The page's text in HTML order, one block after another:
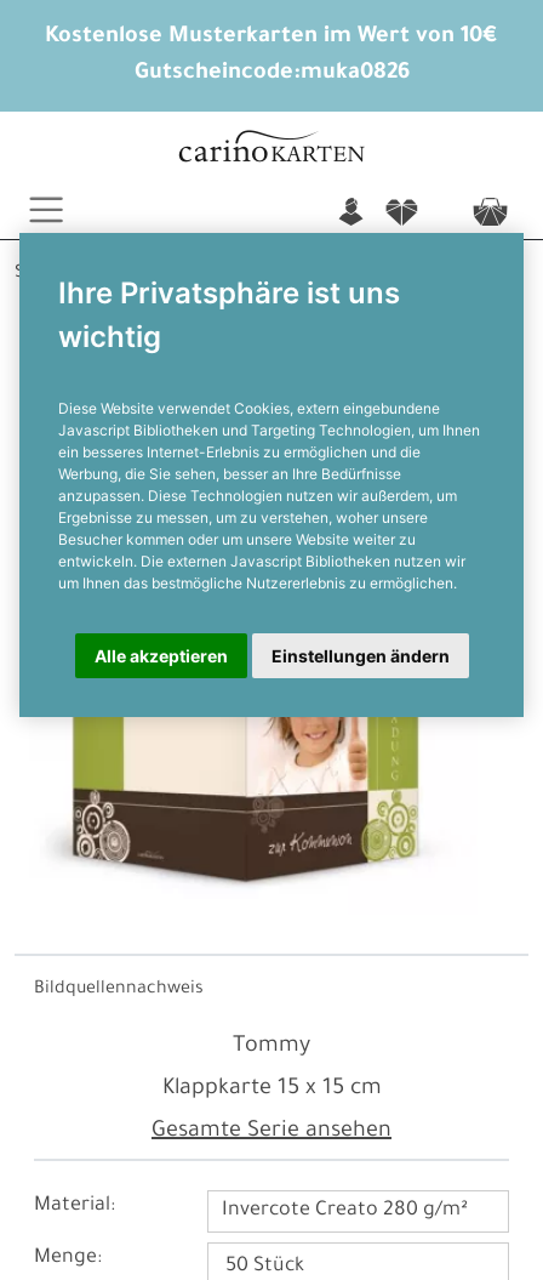
Kostenlose Musterkarten im Wert von 10€
Gutscheincode:muka0826
Ihre Privatsphäre ist uns
wichtig
Diese Website verwendet Cookies, extern eingebundene
Javascript Bibliotheken und Targeting Technologien, um Ihnen
ein besseres Internet-Erlebnis zu ermöglichen und die
Werbung, die Sie sehen, besser an Ihre Bedürfnisse
anzupassen. Diese Technologien nutzen wir außerdem, um
Ergebnisse zu messen, um zu verstehen, woher unsere
Besucher kommen oder um unsere Website weiter zu
entwickeln. Die externen Javascript Bibliotheken nutzen wir
um Ihnen das bestmögliche Nutzererlebnis zu ermöglichen.
Alle akzeptieren Einstellungen ändern
n f c
Startseite
Bildquellennachweis
Einladungskarte zur Konfirmation in
Tommy
Gesamte Serie ansehen
Klappkarte 15 x 15 cm
Material: Invercote Creato 280 g/m²
Menge: